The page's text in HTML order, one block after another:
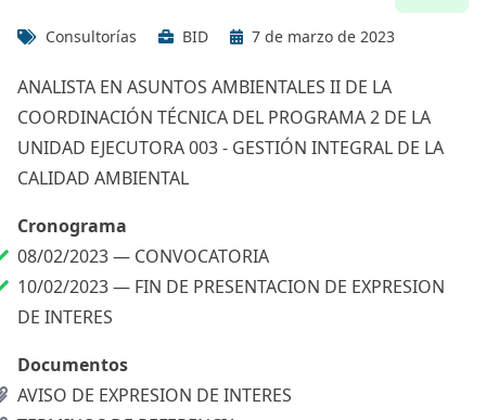
Consultorías BID 7 de marzo de 2023
ANALISTA EN ASUNTOS AMBIENTALES II DE LA
COORDINACIÓN TÉCNICA DEL PROGRAMA 2 DE LA
UNIDAD EJECUTORA 003 - GESTIÓN INTEGRAL DE LA
CALIDAD AMBIENTAL
Cronograma
08/02/2023 — CONVOCATORIA
10/02/2023 — FIN DE PRESENTACION DE EXPRESION
DE INTERES
Documentos
AVISO DE EXPRESION DE INTERES